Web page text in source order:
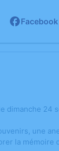
Facebook
dimanche 24
une
la mémoire